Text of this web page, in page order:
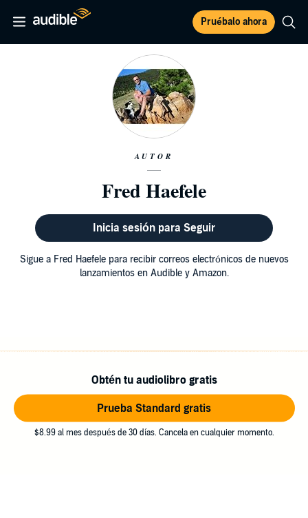
Pruébalo ahora
AUTOR
Fred Haefele
Inicia sesión para Seguir
Sigue a Fred Haefele para recibir correos electrónicos de nuevos
lanzamientos en Audible y Amazon.
Obtén tu audiolibro gratis
Prueba Standard gratis
$8.99 al mes después de 30 días. Cancela en cualquier momento.